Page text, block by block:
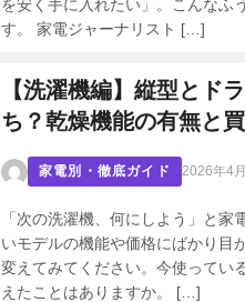
を安く手に入れたい」。こんなふ
す。 家電ジャーナリスト […]
【洗濯機編】縦型とド
ち？乾燥機能の有無と
家電別・徹底ガイド 2026年4
「次の洗濯機、何にしよう」と
いモデルの機能や価格にばかり目
変えてみてください。今使ってい
えたことはありますか。 […]